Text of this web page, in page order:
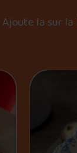
Ajoute la sur la